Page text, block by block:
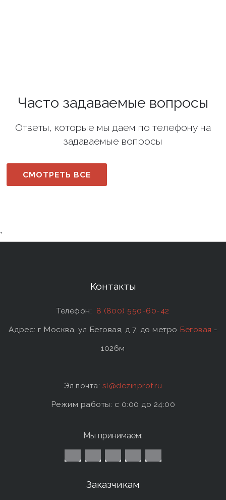
Часто задаваемые вопросы
Ответы, которые мы даем по телефону на
задаваемые вопросы
СМОТРЕТЬ ВСЕ
`
Контакты
Телефон: 8 (800) 550-60-42
Адрес: г Москва, ул Беговая, д 7, до метро Беговая -
1026м
Эл.почта: sl@dezinprof.ru
Режим работы: c 0:00 до 24:00
Мы принимаем:
Заказчикам